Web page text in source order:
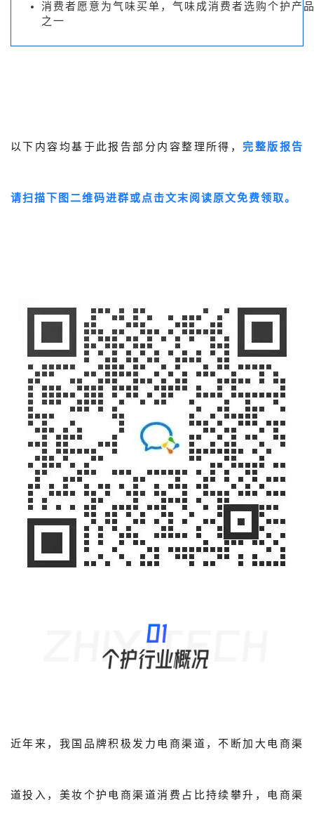
消费者愿意为气味买单，气味成消费者选购个护产
之一
以下内容均基于此报告部分内容整理所得，完整版报告
请扫描下图二维码进群或点击文末阅读原文免费领取。
近年来，我国品牌积极发力电商渠道，不断加大电商渠
道投入，美妆个护电商渠道消费占比持续攀升，电商渠